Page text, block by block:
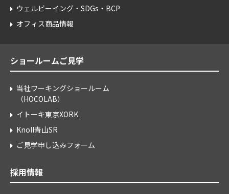
ウェルビーイング・SDGs・BCP
オフィス商品情報
ショールームご見学
当社ワーキングショールーム
（HOCOLAB）
イトーキ東京XORK
Knoll青山SR
ご見学申し込みフォーム
採用情報